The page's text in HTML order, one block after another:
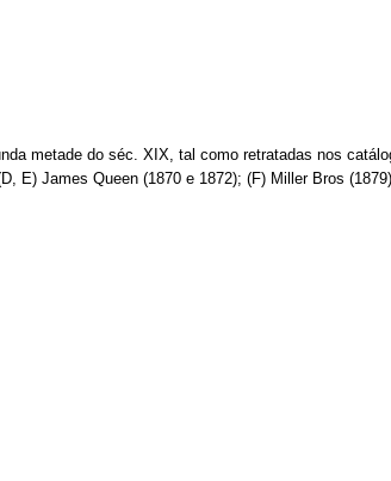
metade do séc. XIX, tal como retratadas nos
E) James Queen (1870 e 1872); (F) Miller Bros